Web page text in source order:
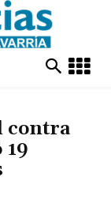
contra
19